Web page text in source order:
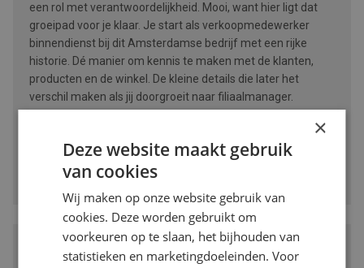
een rol met verantwoordelijkheid. Mooi, want hier ligt dat
groeipad voor je klaar. Je start als verkoopmedewerker
binnendienst bij dit Amsterdamse bedrijf met een rijke
historie. Dé manier om kennis te maken met de klanten,
producten en de winkel. De kleine details die later het
verschil maken als jij doorgroeit naar filiaalmanager.
Accountmanager Recruitment bij
×
Deze website maakt gebruik
van cookies
Wij maken op onze website gebruik van
cookies. Deze worden gebruikt om
voorkeuren op te slaan, het bijhouden van
statistieken en marketingdoeleinden. Voor